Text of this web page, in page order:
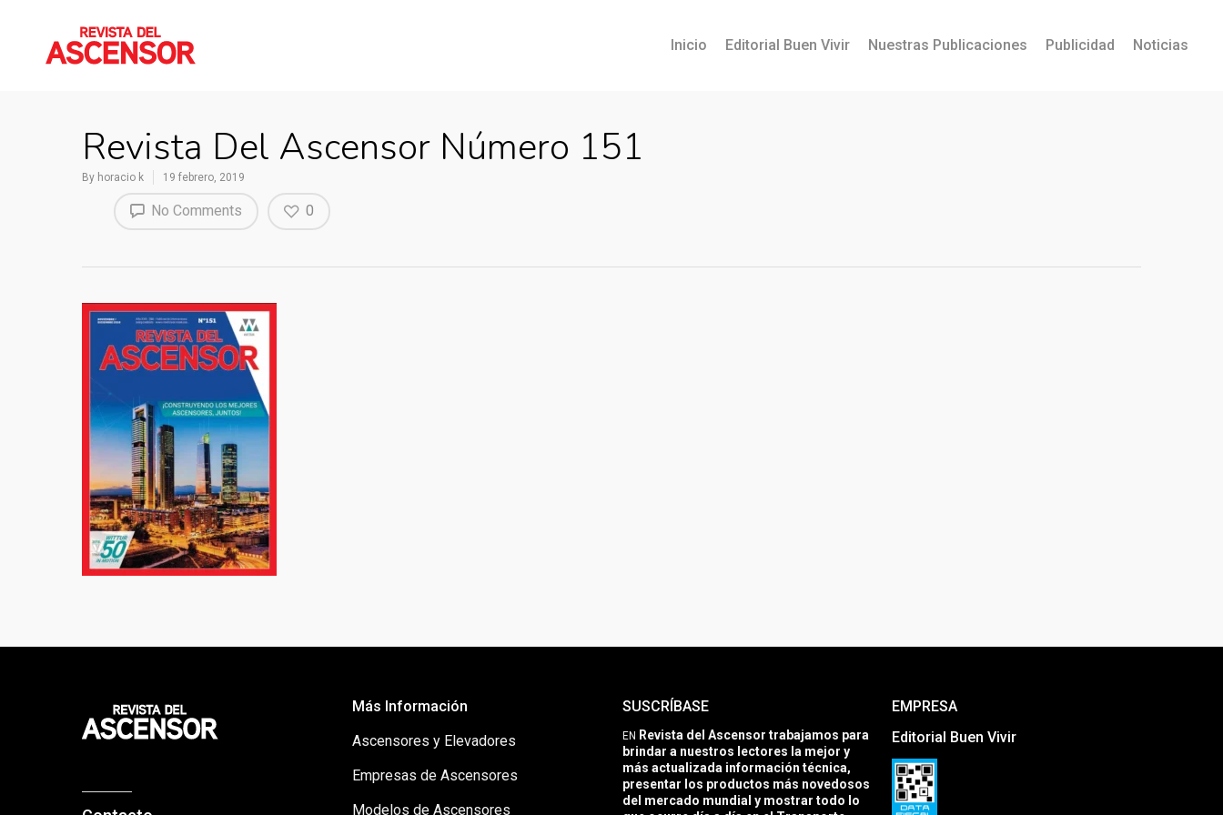
Inicio Editorial Buen Vivir Nuestras Publicaciones Publicidad Noticias
Revista Del Ascensor Número 151
By horacio k 19 febrero, 2019
No Comments 0
Más Información
Ascensores y Elevadores
Empresas de Ascensores
Modelos de Ascensores
SUSCRÍBASE
EN Revista del Ascensor trabajamos para
brindar a nuestros lectores la mejor y
más actualizada información técnica,
presentar los productos más novedosos
del mercado mundial y mostrar todo lo
EMPRESA
Editorial Buen Vivir